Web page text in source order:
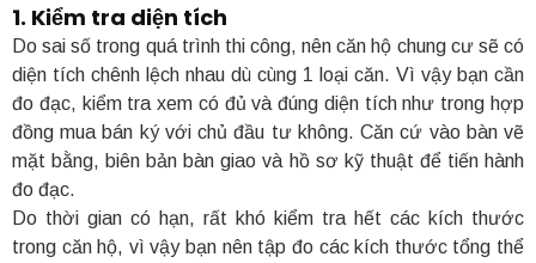
1. Kiểm tra diện tích
Do sai số trong quá trình thi công, nên căn hộ chung cư sẽ có
diện tích chênh lệch nhau dù cùng 1 loại căn. Vì vậy bạn cần
đo đạc, kiểm tra xem có đủ và đúng diện tích như trong hợp
đồng mua bán ký với chủ đầu tư không. Căn cứ vào bàn vẽ
mặt bằng, biên bản bàn giao và hồ sơ kỹ thuật để tiến hành
đo đạc.
Do thời gian có hạn, rất khó kiểm tra hết các kích thước
trong căn hộ, vì vậy bạn nên tập đo các kích thước tổng thể